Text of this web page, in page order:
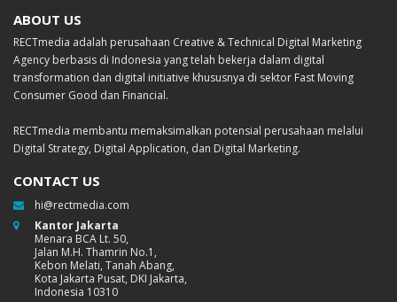
ABOUT US
RECTmedia adalah perusahaan Creative & Technical Digital Marketing
Agency berbasis di Indonesia yang telah bekerja dalam digital
transformation dan digital initiative khususnya di sektor Fast Moving
Consumer Good dan Financial.
RECTmedia membantu memaksimalkan potensial perusahaan melalui
Digital Strategy, Digital Application, dan Digital Marketing.
CONTACT US
hi@rectmedia.com
Kantor Jakarta
Menara BCA Lt. 50,
Jalan M.H. Thamrin No.1,
Kebon Melati, Tanah Abang,
Kota Jakarta Pusat, DKI Jakarta,
Indonesia 10310